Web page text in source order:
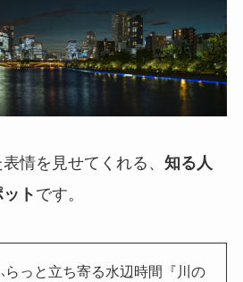
情を見せてくれる、 知る人
ト です。
らっと立ち寄る水辺時間『川の